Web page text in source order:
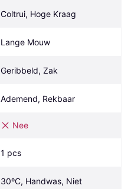
Coltrui, Hoge Kraag
Lange Mouw
Geribbeld, Zak
Ademend, Rekbaar
Nee
1 pcs
30ºC, Handwas, Niet